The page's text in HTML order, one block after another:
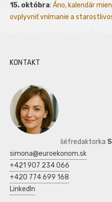
15. októbra: Áno, kalendár
ovplyvniť vnímanie a
KONTAKT
šéfredaktorka
simona@euroekonom.sk
+421 907 234 066
+420 774 699 168
LinkedIn